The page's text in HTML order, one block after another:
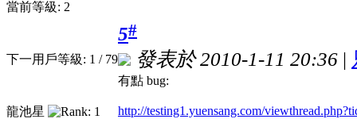
當前等級: 2
下一用戶等級: 1 / 79
龍池星
5#
發表於 2010-1-11 20:36 |
有點 bug:
http://testing1.yuensang.com/